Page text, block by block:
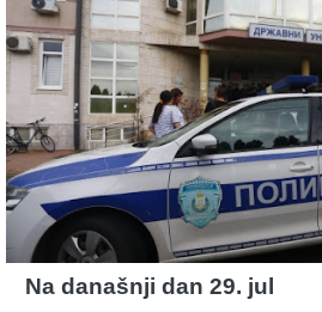
Na današnji dan 29. jul